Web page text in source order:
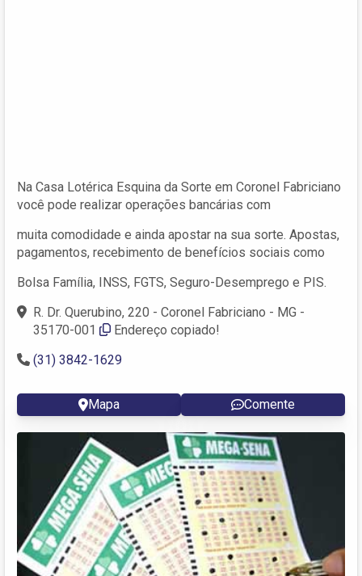
Na Casa Lotérica Esquina da Sorte em Coronel Fabriciano
você pode realizar operações bancárias com
muita comodidade e ainda apostar na sua sorte. Apostas,
pagamentos, recebimento de benefícios sociais como
Bolsa Família, INSS, FGTS, Seguro-Desemprego e PIS.
R. Dr. Querubino, 220 - Coronel Fabriciano - MG -
35170-001
Endereço copiado!
(31) 3842-1629
Mapa Comente